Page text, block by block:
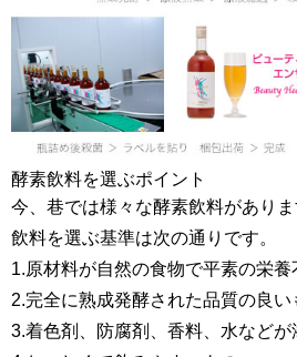
酵素飲料を選ぶポイント
今、巷では様々な酵素飲料があり
飲料を選ぶ基準は次の通りです。
1.原材料が自然の食物で平素の栄
2.完全に熟成発酵された品質の良い
3.着色剤、防腐剤、香料、水など